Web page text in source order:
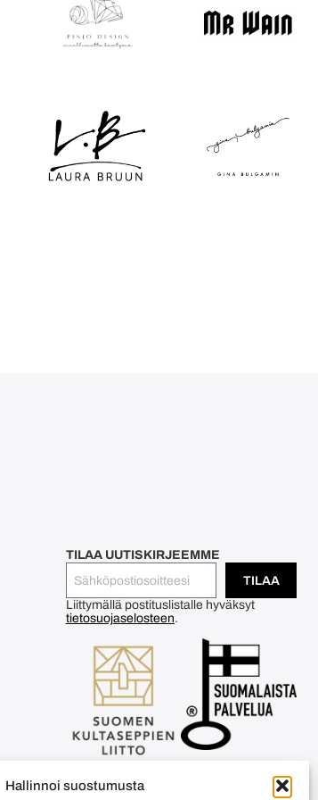
Hallinnoi suostumusta
TILAA UUTISKIRJEEMME
TILAA
Liittymällä postituslistalle hyväksyt
tietosuojaselosteen.